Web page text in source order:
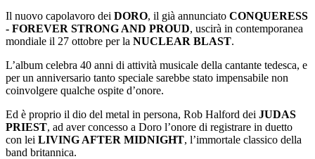
Il nuovo capolavoro dei DORO, il già annunciato CONQUERESS
- FOREVER STRONG AND PROUD, uscirà in contemporanea
mondiale il 27 ottobre per la NUCLEAR BLAST.
L’album celebra 40 anni di attività musicale della cantante tedesca, e
per un anniversario tanto speciale sarebbe stato impensabile non
coinvolgere qualche ospite d’onore.
Ed è proprio il dio del metal in persona, Rob Halford dei JUDAS
PRIEST, ad aver concesso a Doro l’onore di registrare in duetto
con lei LIVING AFTER MIDNIGHT, l’immortale classico della
band britannica.